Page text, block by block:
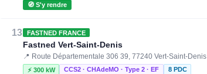
🧭 S'y rendre
13 FASTNED FRANCE
Fastned Vert-Saint-Denis
📍 Route Départementale 306 39, 77240 Vert-Saint-Denis
⚡ 300 kW CCS2 · CHAdeMO · Type 2 · EF 8 PDC